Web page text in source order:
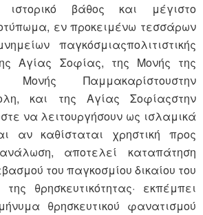
βάθος και μέγιστο
εν προκειμένω τεσσάρων
παγκόσμιαςπολιτιστικής
Αγίας Σοφίας, της Μονής της
Παμμακαρίστουστην
και της Αγίας Σοφίαςστην
να λειτουργήσουν ως ισλαμικά
αν καθίσταται χρηστική προς
αποτελεί καταπάτηση
του παγκοσμίου δικαίου του
θρησκευτικότητας· εκπέμπει
θρησκευτικού φανατισμού